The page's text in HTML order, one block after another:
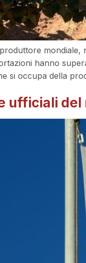
mondiale,
hanno
si occupa della
ufficiali